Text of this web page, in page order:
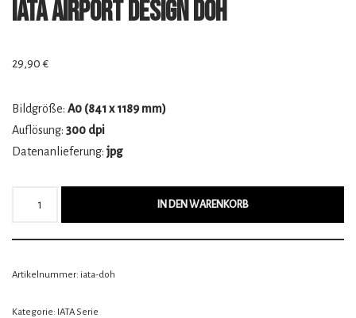
IATA Airport Design DOH
29,90€
Bildgröße: A0 (841 x 1189 mm)
Auflösung: 300 dpi
Datenanlieferung:jpg
IN DEN WARENKORB
Artikelnummer: iata-doh
Kategorie: IATA Serie